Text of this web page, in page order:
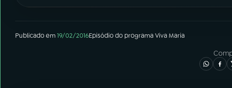
Publicado em19/02/2016Episódiodo programaViva Maria